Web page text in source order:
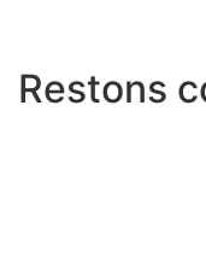
Restons